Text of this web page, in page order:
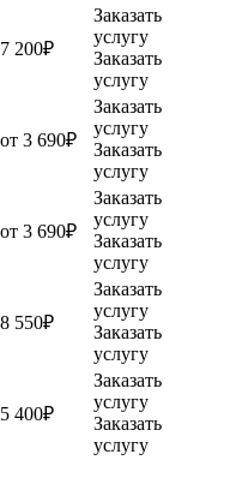
7 200₽
Заказать
услугу
Заказать
услугу
от 3 690₽
Заказать
услугу
Заказать
услугу
от 3 690₽
Заказать
услугу
Заказать
услугу
8 550₽
Заказать
услугу
Заказать
услугу
5 400₽
Заказать
услугу
Заказать
услугу